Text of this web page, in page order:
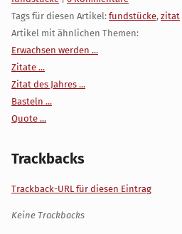
Tags für diesen Artikel: fundstücke, zitat
Artikel mit ähnlichen Themen:
Erwachsen werden ...
Zitate ...
Zitat des Jahres ...
Basteln ...
Quote ...
Trackbacks
Trackback-URL für diesen Eintrag
Keine Trackbacks